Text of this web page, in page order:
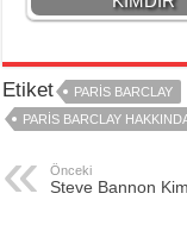
Etiket PARIS BARCLAY
PARIS BARCLAY
Önceki
Steve Bannon